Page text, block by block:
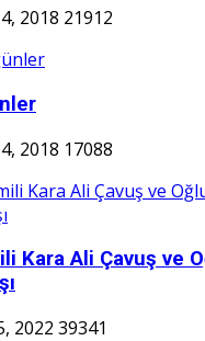
2018 21912
2018 17088
Kara Ali Çavuş ve
2022 39341